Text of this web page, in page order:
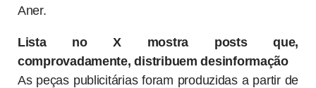
Aner.
Lista no X mostra posts que,
comprovadamente, distribuem desinformação
As peças publicitárias foram produzidas a partir de